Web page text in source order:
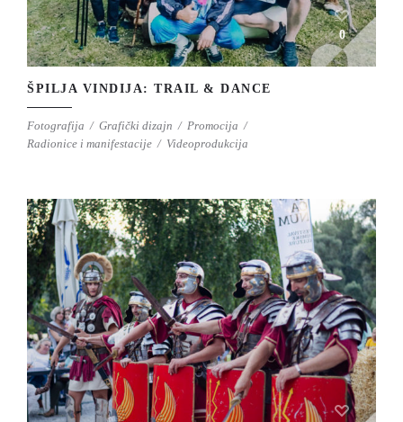
0
ŠPILJA VINDIJA: TRAIL & DANCE
Fotografija Grafički dizajn
Promocija
Radionice i manifestacije
Videoprodukcija